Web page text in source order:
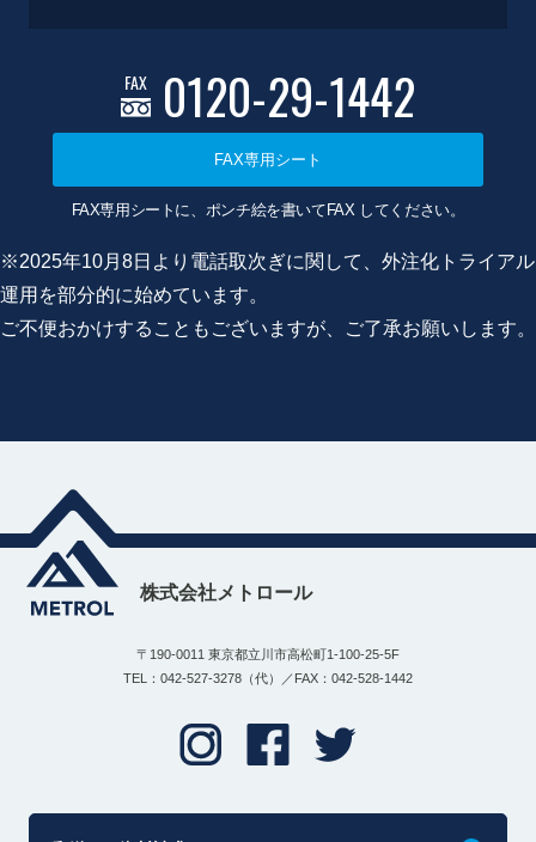
FAX 0120-29-1442
FAX専用シート
FAX専用シートに、ポンチ絵を書いてFAX してください。
※2025年10月8日より電話取次ぎに関して、外注化トライアル
運用を部分的に始めています。
ご不便おかけすることもございますが、ご了承お願いします。
株式会社メトロール
〒190-0011 東京都立川市高松町1-100-25-5F
TEL：042-527-3278（代）／FAX：042-528-1442